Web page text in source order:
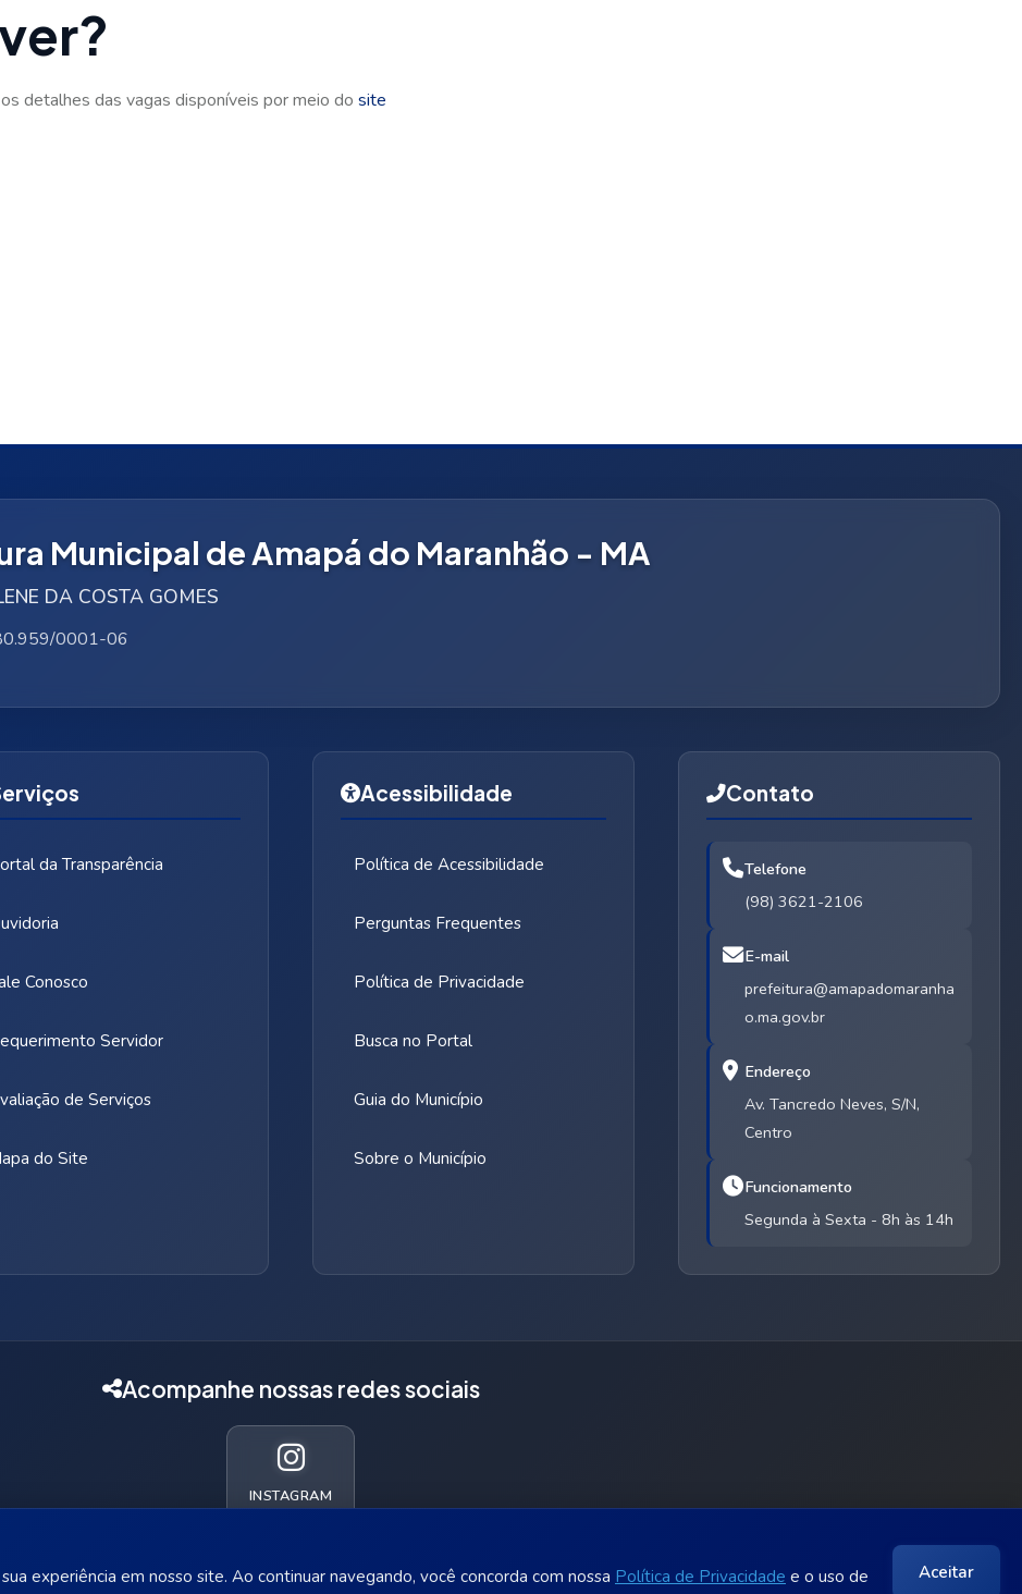
experiência em nosso site. Ao continuar navegando, você concorda com nossa Política de Privacidade e o uso de
Aceitar
detalhes das vagas disponíveis por meio do site
Municipal de Amapá do Maranhão - MA
DA COSTA GOMES
0001-06
da Transparência
Conosco
Servidor
de Serviços
do Site
Acessibilidade
Política de Acessibilidade
Perguntas Frequentes
Política de Privacidade
Busca no Portal
Guia do Município
Sobre o Município
Contato
Telefone
(98) 3621-2106
E-mail
prefeitura@amapadomaranha
o.ma.gov.br
Endereço
Av. Tancredo Neves, S/N,
Centro
Funcionamento
Segunda à Sexta - 8h às 14h
Acompanhe nossas redes sociais
INSTAGRAM